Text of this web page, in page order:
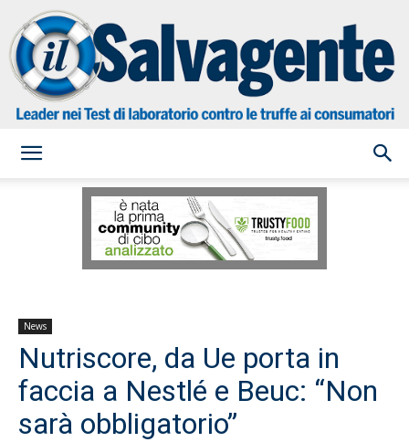
Salvagente
News
Nutriscore, da Ue porta in
faccia a Nestlé e Beuc: “Non
sarà obbligatorio”